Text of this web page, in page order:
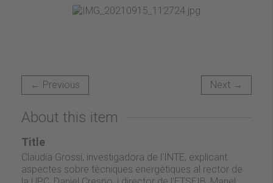
← Previous Next →
About this item
Title
Claudia Grossi, investigadora de l'INTE, explicant
aspectes sobre tècniques energètiques al rector de